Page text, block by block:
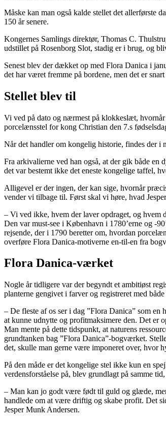
Måske kan man også kalde stellet det allerførste
150 år senere.
Kongernes Samlings direktør, Thomas C.
udstillet på Rosenborg Slot, stadig er i brug, og
Senest blev der dækket op med Flora Danica i
det har været fremme på bordene, men det er
Stellet blev til
Vi ved på dato og nærmest på klokkeslæt,
porcelænsstel for kong Christian den 7.s
Når det handler om kongelig historie, findes der i
Fra arkivalierne ved han også, at der gik både en
det var bestemt ikke det eneste kongelige taffel,
Alligevel er der ingen, der kan sige, hvornår
vender vi tilbage til. Først skal vi høre, hvad
– Vi ved ikke, hvem der laver opdraget, og hvem
Den var must-see i København i 1780’erne og -
rejsende, der i 1790 beretter om, hvordan
overføre Flora Danica-motiverne en-til-en fra
Flora Danica-værket
Nogle år tidligere var der begyndt et ambitiøst
planterne gengivet i farver og registreret med
– De fleste af os ser i dag ”Flora Danica” som
at kunne udnytte og profitmaksimere den. Det er
Man mente på dette tidspunkt, at naturens
grundtanken bag ”Flora Danica”-bogværket.
det, skulle man gerne være imponeret over, hvor
På den måde er det kongelige stel ikke kun en
verdensforståelse på, blev grundlagt på samme
– Man kan jo godt være født til guld og glæde,
handlede om at være driftig og skabe profit. Det
Jesper Munk Andersen.